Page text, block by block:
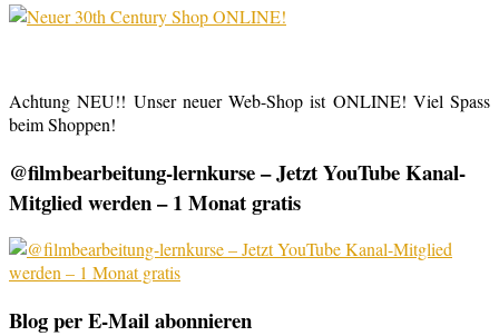
Achtung NEU!! Unser neuer Web-Shop ist ONLINE! Viel Spass
beim Shoppen!
@filmbearbeitung-lernkurse – Jetzt YouTube Kanal-
Mitglied werden – 1 Monat gratis
Blog per E-Mail abonnieren